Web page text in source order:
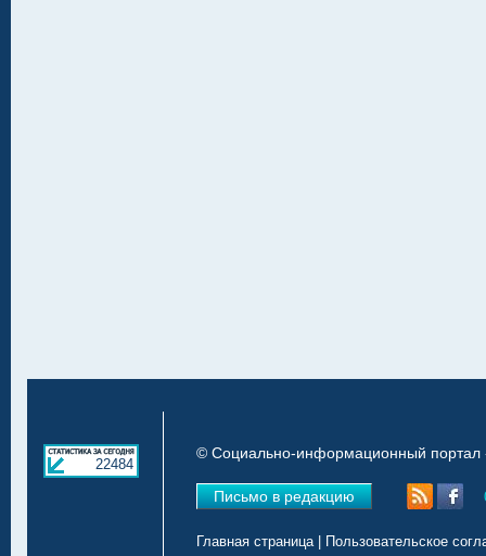
22484
© Социально-информационный портал
Письмо в редакцию
Главная страница| Пользовательское